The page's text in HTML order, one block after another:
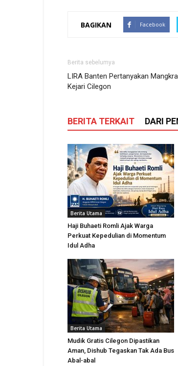
BAGIKAN Facebook
Berita sebelumya
LIRA Banten Pertanyakan
Kejari Cilegon
BERITA TERKAIT DARI
Berita Utama
Haji Buhaeti Romli Ajak Warga
Perkuat Kepedulian di Momentum
Idul Adha
Berita Utama
Mudik Gratis Cilegon Dipastikan
Aman, Dishub Tegaskan Tak Ada Bus
Abal-abal